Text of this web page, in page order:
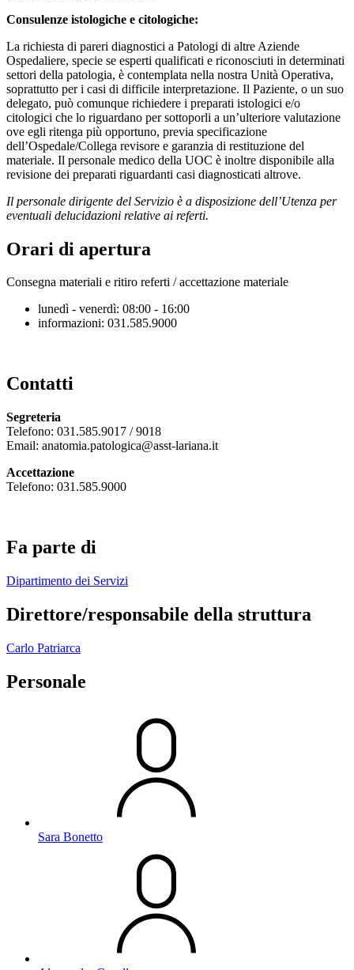
Consulenze istologiche e citologiche:
La richiesta di pareri diagnostici a Patologi di altre Aziende
Ospedaliere, specie se esperti qualificati e riconosciuti in determinati
settori della patologia, è contemplata nella nostra Unità Operativa,
soprattutto per i casi di difficile interpretazione. Il Paziente, o un suo
delegato, può comunque richiedere i preparati istologici e/o
citologici che lo riguardano per sottoporli a un’ulteriore valutazione
ove egli ritenga più opportuno, previa specificazione
dell’Ospedale/Collega revisore e garanzia di restituzione del
materiale. Il personale medico della UOC è inoltre disponibile alla
revisione dei preparati riguardanti casi diagnosticati altrove.
Il personale dirigente del Servizio è a disposizione dell’Utenza per
eventuali delucidazioni relative ai referti.
Orari di apertura
Consegna materiali e ritiro referti / accettazione materiale
lunedì - venerdì: 08:00 - 16:00
informazioni: 031.585.9000
Contatti
Segreteria
Telefono: 031.585.9017 / 9018
Email: anatomia.patologica@asst-lariana.it
Accettazione
Telefono: 031.585.9000
Fa parte di
Dipartimento dei Servizi
Direttore/responsabile della struttura
Carlo Patriarca
Personale
Sara Bonetto